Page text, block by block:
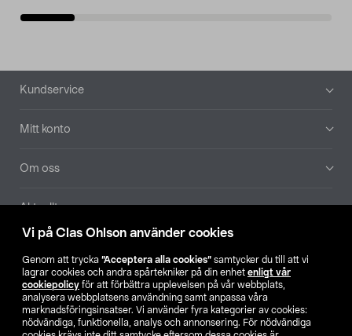
Vi på Clas Ohlson använder cookies
Genom att trycka ”Acceptera alla cookies” samtycker du till att vi
lagrar cookies och andra spårtekniker på din enhet enligt vår
cookiepolicy för att förbättra upplevelsen på vår webbplats,
analysera webbplatsens användning samt anpassa våra
marknadsföringsinsatser. Vi använder fyra kategorier av cookies:
nödvändiga, funktionella, analys och annonsering. För nödvändiga
Sidfot
Kundservice
Mitt konto
Om oss
Aktuellt
Hitta butik
SE NO FI